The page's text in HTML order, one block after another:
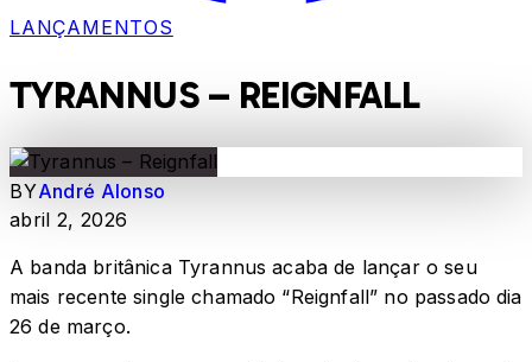
LANÇAMENTOS
TYRANNUS – REIGNFALL
BYAndré Alonso
abril 2, 2026
A banda britânica Tyrannus acaba de lançar o seu
mais recente single chamado “Reignfall” no passado dia
26 de março.